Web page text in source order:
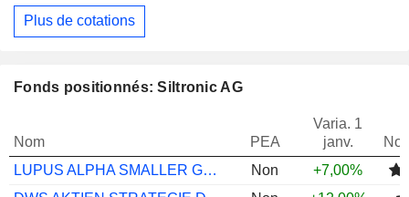
Plus de cotations
Fonds positionnés: Siltronic AG
Nom PEA
Varia. 1
janv.
LUPUS ALPHA SMALLER GERMAN CHAMPS A
Non
+7,00%